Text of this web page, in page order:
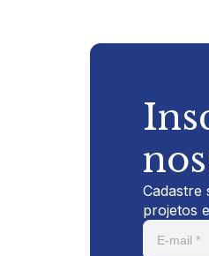
Cadastre
projetos